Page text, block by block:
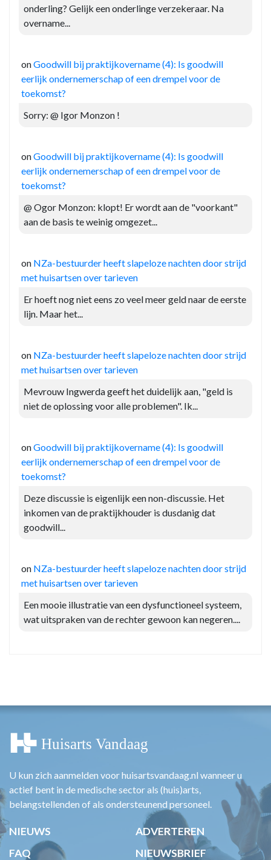
onderling? Gelijk een onderlinge verzekeraar. Na
overname...
onGoodwill bij praktijkovername (4): Is goodwill
eerlijk ondernemerschap of een drempel voor de
toekomst?
Sorry: @ Igor Monzon !
onGoodwill bij praktijkovername (4): Is goodwill
eerlijk ondernemerschap of een drempel voor de
toekomst?
@ Ogor Monzon: klopt! Er wordt aan de "voorkant"
aan de basis te weinig omgezet...
on NZa-bestuurder heeft slapeloze nachten door strijd
met huisartsen over tarieven
Er hoeft nog niet eens zo veel meer geld naar de eerste
lijn. Maar het...
on NZa-bestuurder heeft slapeloze nachten door strijd
met huisartsen over tarieven
Mevrouw Ingwerda geeft het duidelijk aan, "geld is
niet de oplossing voor alle problemen". Ik...
onGoodwill bij praktijkovername (4): Is goodwill
eerlijk ondernemerschap of een drempel voor de
toekomst?
Deze discussie is eigenlijk een non-discussie. Het
inkomen van de praktijkhouder is dusdanig dat
goodwill...
on NZa-bestuurder heeft slapeloze nachten door strijd
met huisartsen over tarieven
Een mooie illustratie van een dysfunctioneel systeem,
wat uitspraken van de rechter gewoon kan negeren....
U kun zich aanmelden voor huisartsvandaag.nl wanneer u
actief bent in de medische sector als (huis)arts,
belangstellenden of als ondersteunend personeel.
NIEUWS
ADVERTEREN
FAQ
NIEUWSBRIEF